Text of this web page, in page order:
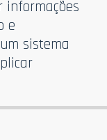
informações
e
sistema